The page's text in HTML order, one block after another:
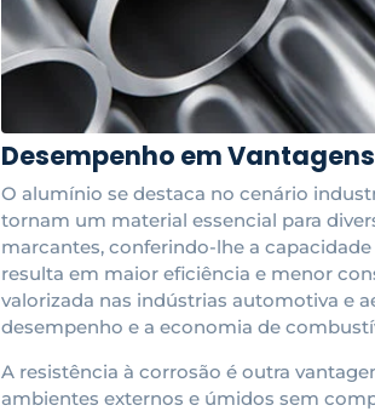
Desempenho em
O alumínio se destaca no cenário
tornam um material essencial para
marcantes, conferindo-lhe a
resulta em maior eficiência e menor
valorizada nas indústrias automotiva e
desempenho e a economia de
A resistência à corrosão é outra
ambientes externos e úmidos sem